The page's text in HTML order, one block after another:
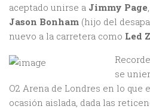
aceptado unirse a Jimmy Page,
Jason Bonham (hijo del
nuevo a la carretera como Led
se
O2 Arena de Londres en lo que
ocasión aislada, dada las